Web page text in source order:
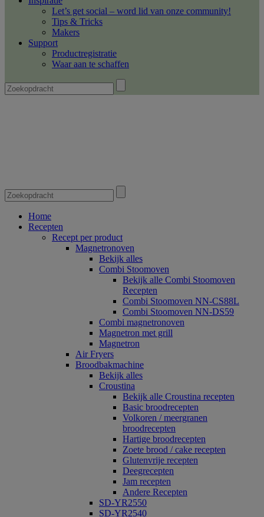
Let’s get social – word lid van onze community!
Tips & Tricks
Makers
Support
Productregistratie
Waar aan te schaffen
Home
Recepten
Recept per product
Magnetronoven
Bekijk alles
Combi Stoomoven
Bekijk alle Combi Stoomoven
Recepten
Combi Stoomoven NN-CS88L
Combi Stoomoven NN-DS59
Combi magnetronoven
Magnetron met grill
Magnetron
Air Fryers
Broodbakmachine
Bekijk alles
Croustina
Bekijk alle Croustina recepten
Basic broodrecepten
Volkoren / meergranen
broodrecepten
Hartige broodrecepten
Zoete brood / cake recepten
Glutenvrije recepten
Deegrecepten
Jam recepten
Andere Recepten
SD-YR2550
SD-YR2540